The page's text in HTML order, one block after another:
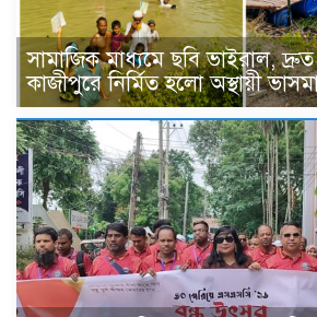
সামাজিক মাধ্যমে ছবি ভাইরাল,
কাজীপুরে নির্মিত হলো অস্থায়ী